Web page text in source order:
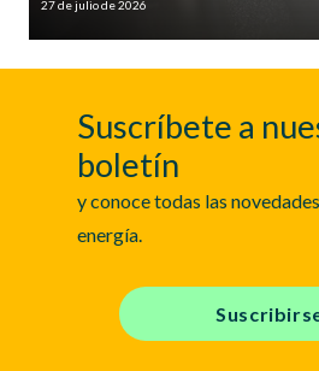
27 de julio de 2026
Suscríbete a
boletín
y conoce todas las
energía.